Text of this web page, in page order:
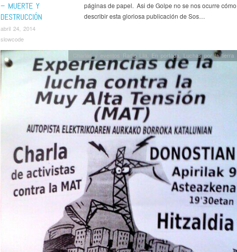
– MUERTE Y
DESTRUCCIÓN
abril 24, 2014
slowcode
páginas de papel. Asi de Golpe no se nos ocurre cómo
describir esta gloriosa publicación de Sos…
Charlas y eventos Radio Lila, En portada, Luchas por la tierra